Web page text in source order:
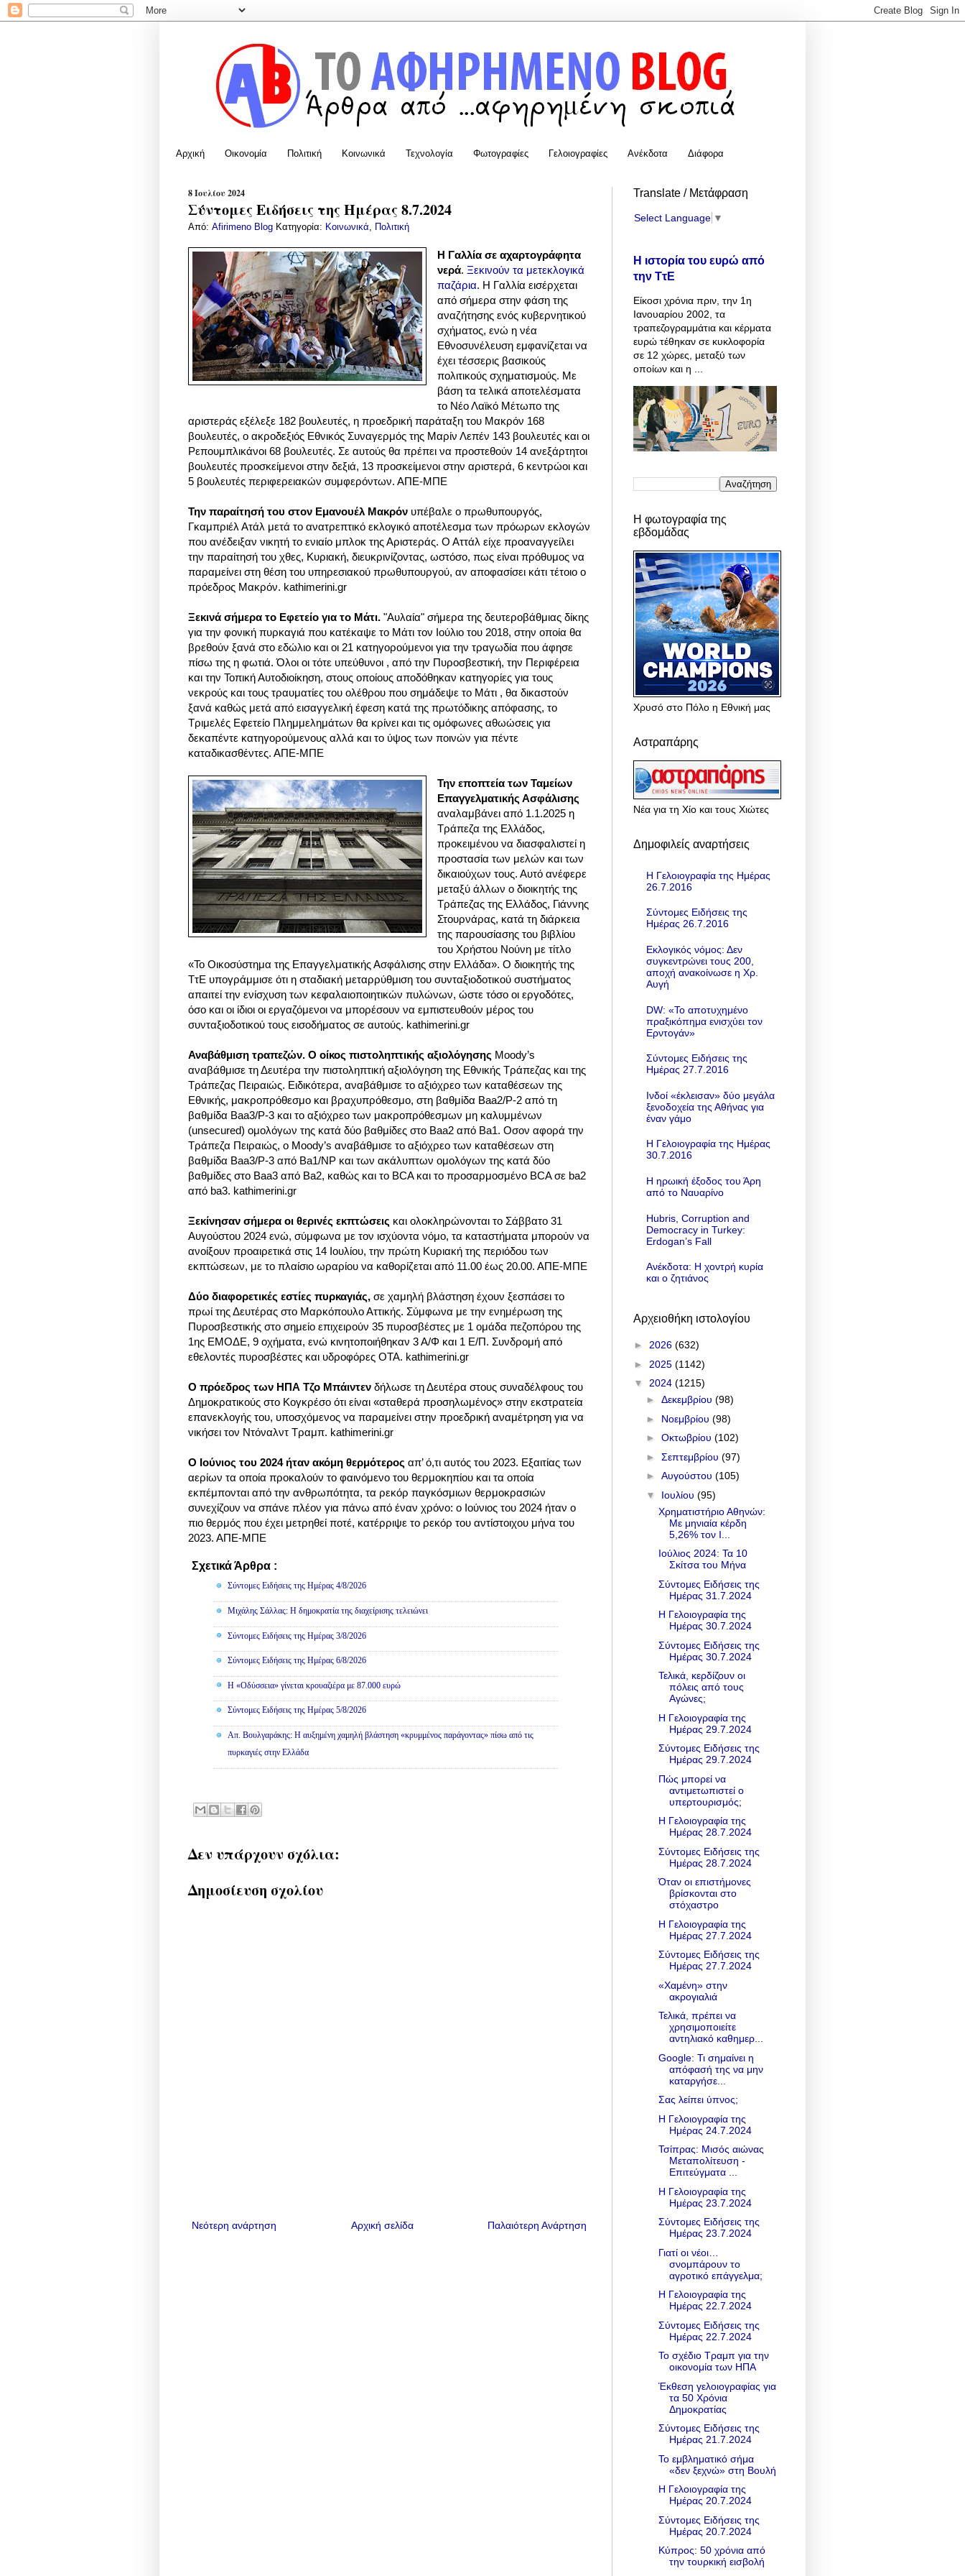
Αρχική Οικονομία Πολιτική Κοινωνικά Τεχνολογία Φωτογραφίες Γελοιογραφίες Ανέκδοτα Διάφορα
8 Ιουλίου 2024
Σύντομες Ειδήσεις της Ημέρας 8.7.2024
Από: Afirimeno Blog Κατηγορία: Κοινωνικά Πολιτική
Η Γαλλία σε αχαρτογράφητα
νερά.Ξεκινούν τα μετεκλογικά
παζάρια. Η Γαλλία εισέρχεται
από σήμερα στην φάση της
αναζήτησης ενός κυβερνητικού
σχήματος, ενώ η νέα
Εθνοσυνέλευση εμφανίζεται να
έχει τέσσερις βασικούς
πολιτικούς σχηματισμούς. Με
βάση τα τελικά αποτελέσματα
το Νέο Λαϊκό Μέτωπο της
αριστεράς εξέλεξε 182 βουλευτές, η προεδρική παράταξη του Μακρόν 168
βουλευτές, ο ακροδεξιός Εθνικός Συναγερμός της Μαρίν Λεπέν 143 βουλευτές και οι
Ρεπουμπλικάνοι 68 βουλευτές. Σε αυτούς θα πρέπει να προστεθούν 14 ανεξάρτητοι
βουλευτές προσκείμενοι στην δεξιά, 13 προσκείμενοι στην αριστερά, 6 κεντρώοι και
5 βουλευτές περιφερειακών συμφερόντων. ΑΠΕ-ΜΠΕ
Την παραίτησή του στον Εμανουέλ Μακρόν υπέβαλε ο πρωθυπουργός,
Γκαμπριέλ Ατάλ μετά το ανατρεπτικό εκλογικό αποτέλεσμα των πρόωρων εκλογών
που ανέδειξαν νικητή το ενιαίο μπλοκ της Αριστεράς. Ο Αττάλ είχε προαναγγείλει
την παραίτησή του χθες, Κυριακή, διευκρινίζοντας, ωστόσο, πως είναι πρόθυμος να
παραμείνει στη θέση του υπηρεσιακού πρωθυπουργού, αν αποφασίσει κάτι τέτοιο ο
πρόεδρος Μακρόν. kathimerini.gr
Ξεκινά σήμερα το Εφετείο για το Μάτι. "Αυλαία" σήμερα της δευτεροβάθμιας δίκης
για την φονική πυρκαγιά που κατέκαψε το Μάτι τον Ιούλιο του 2018, στην οποία θα
βρεθούν ξανά στο εδώλιο και οι 21 κατηγορούμενοι για την τραγωδία που άφησε
πίσω της η φωτιά. Όλοι οι τότε υπεύθυνοι , από την Πυροσβεστική, την Περιφέρεια
και την Τοπική Αυτοδιοίκηση, στους οποίους αποδόθηκαν κατηγορίες για τους
νεκρούς και τους τραυματίες του ολέθρου που σημάδεψε το Μάτι , θα δικαστούν
ξανά καθώς μετά από εισαγγελική έφεση κατά της πρωτόδικης απόφασης, το
Τριμελές Εφετείο Πλημμελημάτων θα κρίνει και τις ομόφωνες αθωώσεις για
δεκαπέντε κατηγορούμενους αλλά και το ύψος των ποινών για πέντε
καταδικασθέντες. ΑΠΕ-ΜΠΕ
Την εποπτεία των Ταμείων
Επαγγελματικής Ασφάλισης
αναλαμβάνει από 1.1.2025 η
Τράπεζα της Ελλάδος,
προκειμένου να διασφαλιστεί η
προστασία των μελών και των
δικαιούχων τους. Αυτό ανέφερε
μεταξύ άλλων ο διοικητής της
Τράπεζας της Ελλάδος, Γιάννης
Στουρνάρας, κατά τη διάρκεια
της παρουσίασης του βιβλίου
του Χρήστου Νούνη με τίτλο
«Το Οικοσύστημα της Επαγγελματικής Ασφάλισης στην Ελλάδα». Ο διοικητής της
ΤτΕ υπογράμμισε ότι η σταδιακή μεταρρύθμιση του συνταξιοδοτικού συστήματος
απαιτεί την ενίσχυση των κεφαλαιοποιητικών πυλώνων, ώστε τόσο οι εργοδότες,
όσο και οι ίδιοι οι εργαζόμενοι να μπορέσουν να εμπιστευθούν μέρος του
συνταξιοδοτικού τους εισοδήματος σε αυτούς. kathimerini.gr
Αναβάθμιση τραπεζών. O οίκος πιστοληπτικής αξιολόγησης Moody’s
αναβάθμισε τη Δευτέρα την πιστοληπτική αξιολόγηση της Εθνικής Τράπεζας και της
Τράπεζας Πειραιώς. Ειδικότερα, αναβάθμισε το αξιόχρεο των καταθέσεων της
Εθνικής, μακροπρόθεσμο και βραχυπρόθεσμο, στη βαθμίδα Baa2/P-2 από τη
βαθμίδα Baa3/P-3 και το αξιόχρεο των μακροπρόθεσμων μη καλυμμένων
(unsecured) ομολόγων της κατά δύο βαθμίδες στο Baa2 από Ba1. Οσον αφορά την
Τράπεζα Πειραιώς, ο Moody’s αναβάθμισε το αξιόχρεο των καταθέσεων στη
βαθμίδα Baa3/P-3 από Ba1/NP και των ακάλυπτων ομολόγων της κατά δύο
βαθμίδες στο Baa3 από Ba2, καθώς και το BCA και το προσαρμοσμένο BCA σε ba2
από ba3. kathimerini.gr
Ξεκίνησαν σήμερα οι θερινές εκπτώσεις και ολοκληρώνονται το Σάββατο 31
Αυγούστου 2024 ενώ, σύμφωνα με τον ισχύοντα νόμο, τα καταστήματα μπορούν να
ανοίξουν προαιρετικά στις 14 Ιουλίου, την πρώτη Κυριακή της περιόδου των
εκπτώσεων, με το πλαίσιο ωραρίου να καθορίζεται από 11.00 έως 20.00. ΑΠΕ-ΜΠΕ
Δύο διαφορετικές εστίες πυρκαγιάς, σε χαμηλή βλάστηση έχουν ξεσπάσει το
πρωί της Δευτέρας στο Μαρκόπουλο Αττικής. Σύμφωνα με την ενημέρωση της
Πυροσβεστικής στο σημείο επιχειρούν 35 πυροσβέστες με 1 ομάδα πεζοπόρου της
1ης ΕΜΟΔΕ, 9 οχήματα, ενώ κινητοποιήθηκαν 3 Α/Φ και 1 Ε/Π. Συνδρομή από
εθελοντές πυροσβέστες και υδροφόρες ΟΤΑ. kathimerini.gr
Ο πρόεδρος των ΗΠΑ Τζο Μπάιντεν δήλωσε τη Δευτέρα στους συναδέλφους του
Δημοκρατικούς στο Κογκρέσο ότι είναι «σταθερά προσηλωμένος» στην εκστρατεία
επανεκλογής του, υποσχόμενος να παραμείνει στην προεδρική αναμέτρηση για να
νικήσει τον Ντόναλντ Τραμπ. kathimerini.gr
Ο Ιούνιος του 2024 ήταν ακόμη θερμότερος απ’ ό,τι αυτός του 2023. Εξαιτίας των
αερίων τα οποία προκαλούν το φαινόμενο του θερμοκηπίου και τα οποία
εκπέμπονται από την ανθρωπότητα, τα ρεκόρ παγκόσμιων θερμοκρασιών
συνεχίζουν να σπάνε πλέον για πάνω από έναν χρόνο: ο Ιούνιος του 2024 ήταν ο
πιο θερμός που έχει μετρηθεί ποτέ, κατέρριψε το ρεκόρ του αντίστοιχου μήνα του
2023. ΑΠΕ-ΜΠΕ
Σχετικά Άρθρα :
Σύντομες Ειδήσεις της Ημέρας 4/8/2026
Μιχάλης Σάλλας: Η δημοκρατία της διαχείρισης τελειώνει
Σύντομες Ειδήσεις της Ημέρας 3/8/2026
Σύντομες Ειδήσεις της Ημέρας 6/8/2026
Η «Οδύσσεια» γίνεται κρουαζιέρα με 87.000 ευρώ
Σύντομες Ειδήσεις της Ημέρας 5/8/2026
Απ. Βουλγαράκης: Η αυξημένη χαμηλή βλάστηση «κρυμμένος παράγοντας» πίσω από τις
πυρκαγιές στην Ελλάδα
Δεν υπάρχουν σχόλια:
Δημοσίευση σχολίου
Νεότερη ανάρτηση Παλαιότερη Ανάρτηση
Αρχική σελίδα
Translate / Μετάφραση
Select Language ▼
Η ιστορία του ευρώ από
την ΤτΕ
Είκοσι χρόνια πριν, την 1η
Ιανουαρίου 2002, τα
τραπεζογραμμάτια και κέρματα
ευρώ τέθηκαν σε κυκλοφορία
σε 12 χώρες, μεταξύ των
οποίων και η ...
Η φωτογραφία της
εβδομάδας
Χρυσό στο Πόλο η Εθνική μας
Αστραπάρης
Νέα για τη Χίο και τους Χιώτες
Δημοφιλείς αναρτήσεις
Η Γελοιογραφία της Ημέρας
26.7.2016
Σύντομες Ειδήσεις της
Ημέρας 26.7.2016
Εκλογικός νόμος: Δεν
συγκεντρώνει τους 200,
αποχή ανακοίνωσε η Χρ.
Αυγή
DW: «To αποτυχημένο
πραξικόπημα ενισχύει τον
Ερντογάν»
Σύντομες Ειδήσεις της
Ημέρας 27.7.2016
Ινδοί «έκλεισαν» δύο μεγάλα
ξενοδοχεία της Αθήνας για
έναν γάμο
Η Γελοιογραφία της Ημέρας
30.7.2016
Η ηρωική έξοδος του Άρη
από το Ναυαρίνο
Hubris, Corruption and
Democracy in Turkey:
Erdogan’s Fall
Ανέκδοτα: Η χοντρή κυρία
και ο ζητιάνος
Αρχειοθήκη ιστολογίου
► 2026 (632)
► 2025 (1142)
▼ 2024 (1215)
► Δεκεμβρίου (98)
► Νοεμβρίου (98)
► Οκτωβρίου (102)
► Σεπτεμβρίου (97)
► Αυγούστου (105)
▼ Ιουλίου (95)
Χρηματιστήριο Αθηνών:
Με μηνιαία κέρδη
5,26% τον Ι...
Ιούλιος 2024: Τα 10
Σκίτσα του Μήνα
Σύντομες Ειδήσεις της
Ημέρας 31.7.2024
Η Γελοιογραφία της
Ημέρας 30.7.2024
Σύντομες Ειδήσεις της
Ημέρας 30.7.2024
Τελικά, κερδίζουν οι
πόλεις από τους
Αγώνες;
Η Γελοιογραφία της
Ημέρας 29.7.2024
Σύντομες Ειδήσεις της
Ημέρας 29.7.2024
Πώς μπορεί να
αντιμετωπιστεί ο
υπερτουρισμός;
Η Γελοιογραφία της
Ημέρας 28.7.2024
Σύντομες Ειδήσεις της
Ημέρας 28.7.2024
Όταν οι επιστήμονες
βρίσκονται στο
στόχαστρο
Η Γελοιογραφία της
Ημέρας 27.7.2024
Σύντομες Ειδήσεις της
Ημέρας 27.7.2024
«Χαμένη» στην
ακρογιαλιά
Τελικά, πρέπει να
χρησιμοποιείτε
αντηλιακό καθημερ...
Google: Τι σημαίνει η
απόφασή της να μην
καταργήσε...
Σας λείπει ύπνος;
Η Γελοιογραφία της
Ημέρας 24.7.2024
Τσίπρας: Μισός αιώνας
Μεταπολίτευση -
Επιτεύγματα ...
Η Γελοιογραφία της
Ημέρας 23.7.2024
Σύντομες Ειδήσεις της
Ημέρας 23.7.2024
Γιατί οι νέοι…
σνομπάρουν το
αγροτικό επάγγελμα;
Η Γελοιογραφία της
Ημέρας 22.7.2024
Σύντομες Ειδήσεις της
Ημέρας 22.7.2024
Το σχέδιο Τραμπ για την
οικονομία των ΗΠΑ
Έκθεση γελοιογραφίας για
τα 50 Χρόνια
Δημοκρατίας
Σύντομες Ειδήσεις της
Ημέρας 21.7.2024
Το εμβληματικό σήμα
«δεν ξεχνώ» στη Βουλή
Η Γελοιογραφία της
Ημέρας 20.7.2024
Σύντομες Ειδήσεις της
Ημέρας 20.7.2024
Κύπρος: 50 χρόνια από
την τουρκική εισβολή